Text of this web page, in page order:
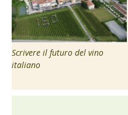
Scrivere il futuro del vino
italiano